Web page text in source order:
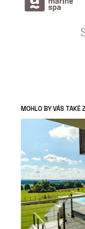
MOHLO BY VÁS TAKÉ